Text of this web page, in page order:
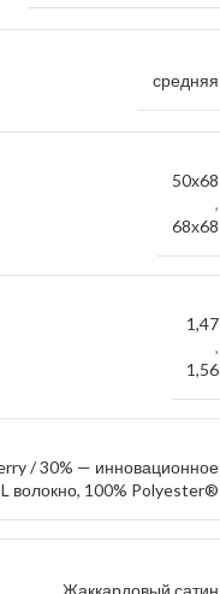
средняя
50х68
,
68х68
1,47
,
1,56
/ 30% — инновационное
волокно, 100% Polyester®